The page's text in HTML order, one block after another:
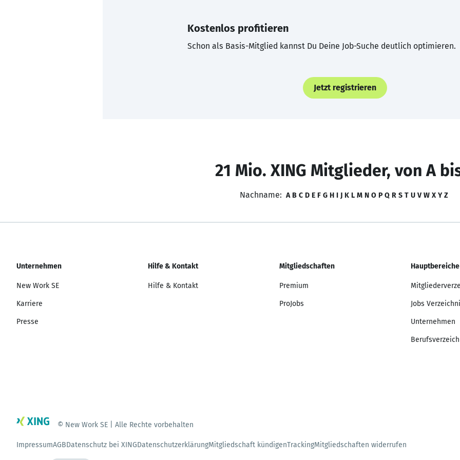
Kostenlos profitieren
Schon als Basis-Mitglied kannst Du Deine Job-Suche deutlich optimieren.
Jetzt registrieren
21 Mio. XING Mitglieder, von A
Nachname: A B C D E F G H I J K L M N O P Q R S T U V W X Y Z
Unternehmen
New Work SE
Karriere
Presse
Hilfe & Kontakt
Hilfe & Kontakt
Mitgliedschaften
Premium
ProJobs
Hauptbereiche
Jobs
Unternehmen
© New Work SE | Alle Rechte vorbehalten
ImpressumAGBDatenschutz bei XINGDatenschutzerklärungMitgliedschaft kündigenTrackingMitgliedschaften widerrufen